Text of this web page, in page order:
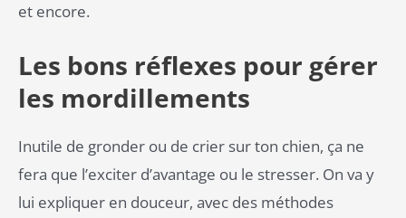
et encore.
Les bons réflexes pour gérer
les mordillements
Inutile de gronder ou de crier sur ton chien, ça ne
fera que l’exciter d’avantage ou le stresser. On va y
lui expliquer en douceur, avec des méthodes